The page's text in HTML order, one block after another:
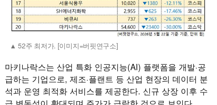
52주 최저가. [이미지=버핏연구소]
마키나락스는 산업 특화 인공지능(AI) 플랫폼을 개발·공
급하는 기업으로, 제조·플랜트 등 산업 현장의 데이터 분
석과 운영 최적화 서비스를 제공한다. 신규 상장 이후 수